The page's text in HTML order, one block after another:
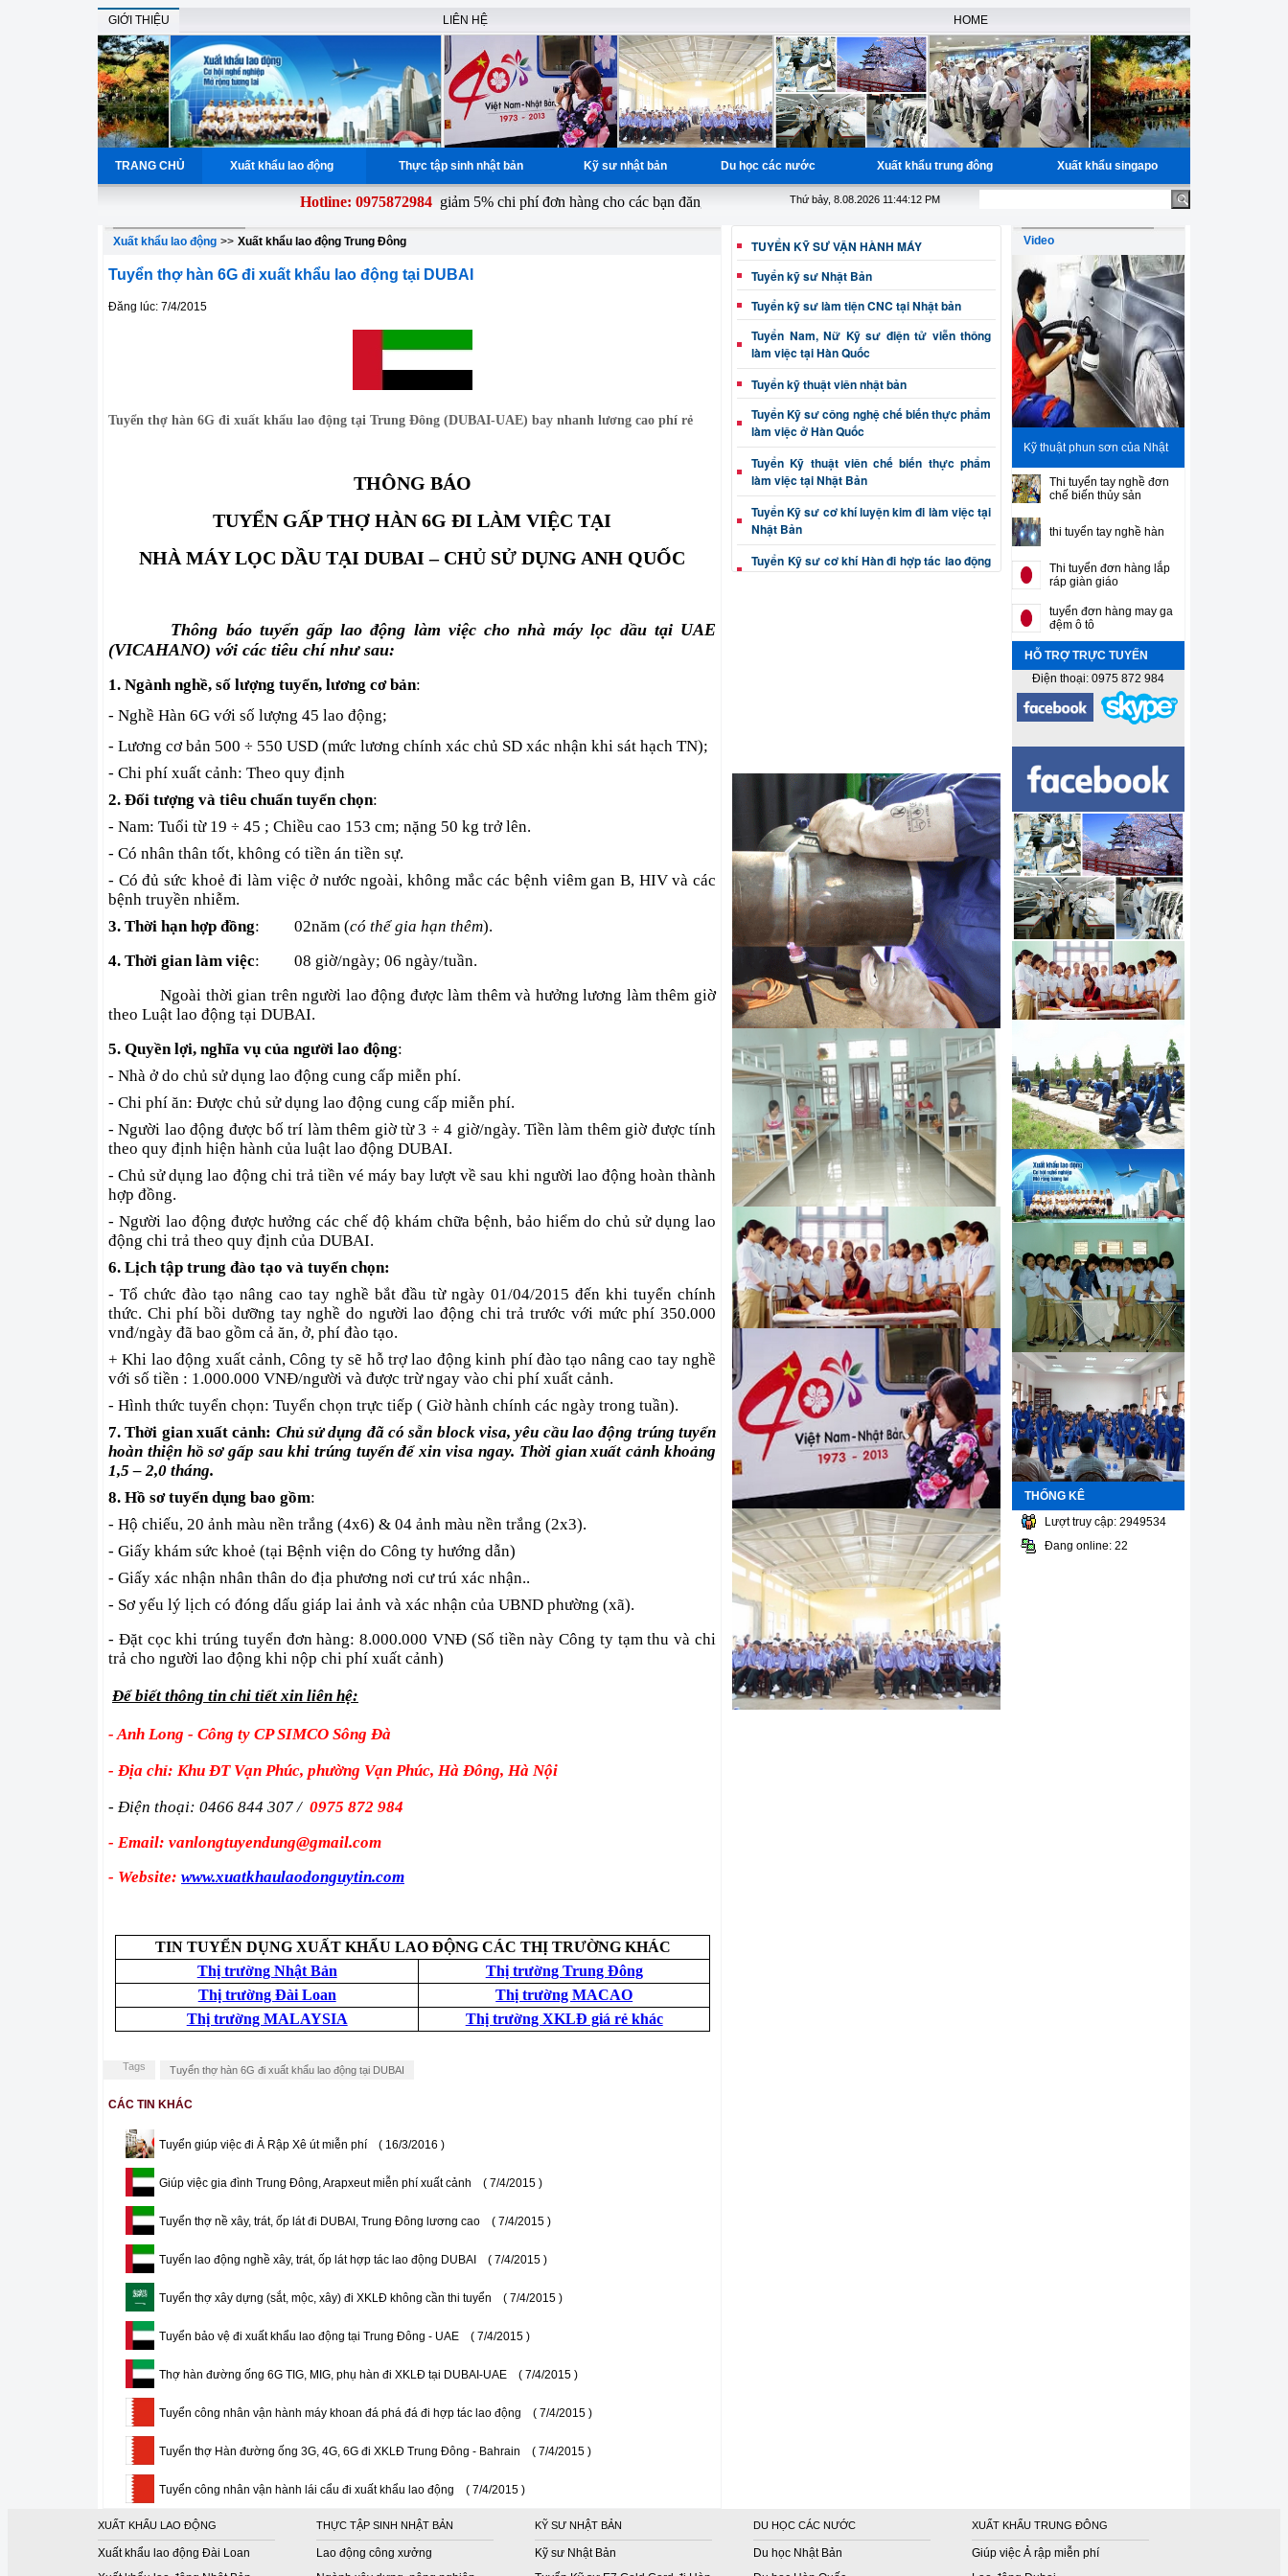
GIỚI THIỆU LIÊN HỆ HOME
TRANG CHỦ Xuất khẩu lao động Thực tập sinh nhật bản Kỹ sư nhật bản Du học các nước Xuất khẩu trung đông Xuất khẩu singapo
Hotline: 0975872984giảm 5% chi phí đơn hàng cho các bạn đăng ký từ ngày 1 - 15 hàng tháng, miễn phí học nguồn cho các bạn đã có đầy đủ giấy tờ, Bao trúng
Thứ bảy, 8.08.2026 11:44:12 PM
Xuất khẩu lao động >> Xuất khẩu lao động Trung Đông
Tuyển thợ hàn 6G đi xuất khẩu lao động tại DUBAI
Đăng lúc: 7/4/2015
Tuyển thợ hàn 6G đi xuất khẩu lao động tại Trung Đông (DUBAI-UAE) bay nhanh lương cao phí rẻ
THÔNG BÁO
TUYỂN GẤP THỢ HÀN 6G ĐI LÀM VIỆC TẠI
NHÀ MÁY LỌC DẦU TẠI DUBAI – CHỦ SỬ DỤNG ANH QUỐC
Thông báo tuyển gấp lao động làm việc cho nhà máy lọc dầu tại UAE
(VICAHANO) với các tiêu chí như sau:
1. Ngành nghề, số lượng tuyển, lương cơ bản:
- Nghề Hàn 6G với số lượng 45 lao động;
- Lương cơ bản 500 ÷ 550 USD (mức lương chính xác chủ SD xác nhận khi sát hạch TN);
- Chi phí xuất cảnh: Theo quy định
2. Đối tượng và tiêu chuẩn tuyển chọn:
- Nam: Tuổi từ 19 ÷ 45 ; Chiều cao 153 cm; nặng 50 kg trở lên.
- Có nhân thân tốt, không có tiền án tiền sự.
- Có đủ sức khoẻ đi làm việc ở nước ngoài, không mắc các bệnh viêm gan B, HIV và các
bệnh truyền nhiễm.
3. Thời hạn hợp đồng: 02năm (có thể gia hạn thêm).
4. Thời gian làm việc:
08 giờ/ngày; 06 ngày/tuần.
Ngoài thời gian trên người lao động được làm thêm và hưởng lương làm thêm giờ
theo Luật lao động tại DUBAI.
5. Quyền lợi, nghĩa vụ của người lao động:
- Nhà ở do chủ sử dụng lao động cung cấp miễn phí.
- Chi phí ăn: Được chủ sử dụng lao động cung cấp miễn phí.
- Người lao động được bố trí làm thêm giờ từ 3 ÷ 4 giờ/ngày. Tiền làm thêm giờ được tính
theo quy định hiện hành của luật lao động DUBAI.
- Chủ sử dụng lao động chi trả tiền vé máy bay lượt về sau khi người lao động hoàn thành
hợp đồng.
- Người lao động được hưởng các chế độ khám chữa bệnh, bảo hiểm do chủ sử dụng lao
động chi trả theo quy định của DUBAI.
6. Lịch tập trung đào tạo và tuyển chọn:
- Tổ chức đào tạo nâng cao tay nghề bắt đầu từ ngày 01/04/2015 đến khi tuyển chính
thức. Chi phí bồi dưỡng tay nghề do người lao động chi trả trước với mức phí 350.000
vnđ/ngày đã bao gồm cả ăn, ở, phí đào tạo.
+ Khi lao động xuất cảnh, Công ty sẽ hỗ trợ lao động kinh phí đào tạo nâng cao tay nghề
với số tiền : 1.000.000 VNĐ/người và được trừ ngay vào chi phí xuất cảnh.
- Hình thức tuyển chọn: Tuyển chọn trực tiếp ( Giờ hành chính các ngày trong tuần).
7. Thời gian xuất cảnh: Chủ sử dụng đã có sẵn block visa, yêu cầu lao động trúng tuyển
hoàn thiện hồ sơ gấp sau khi trúng tuyển để xin visa ngay. Thời gian xuất cảnh khoảng
1,5 – 2,0 tháng.
8. Hồ sơ tuyển dụng bao gồm:
- Hộ chiếu, 20 ảnh màu nền trắng (4x6) & 04 ảnh màu nền trắng (2x3).
- Giấy khám sức khoẻ (tại Bệnh viện do Công ty hướng dẫn)
- Giấy xác nhận nhân thân do địa phương nơi cư trú xác nhận..
- Sơ yếu lý lịch có đóng dấu giáp lai ảnh và xác nhận của UBND phường (xã).
- Đặt cọc khi trúng tuyển đơn hàng: 8.000.000 VNĐ (Số tiền này Công ty tạm thu và chi
trả cho người lao động khi nộp chi phí xuất cảnh)
Để biết thông tin chi tiết xin liên hệ:
- Anh Long - Công ty CP SIMCO Sông Đà
- Địa chỉ: Khu ĐT Vạn Phúc, phường Vạn Phúc, Hà Đông, Hà Nội
- Điện thoại: 0466 844 307 / 0975 872 984
- Email: vanlongtuyendung@gmail.com
- Website: www.xuatkhaulaodonguytin.com
TIN TUYỂN DỤNG XUẤT KHẨU LAO ĐỘNG CÁC THỊ TRƯỜNG KHÁC
Thị trường Nhật Bản
Thị trường Trung Đông
Thị trường Đài Loan
Thị trường MACAO
Thị trường MALAYSIA
Thị trường XKLĐ giá rẻ khác
Tags Tuyển thợ hàn 6G đi xuất khẩu lao động tại DUBAI
CÁC TIN KHÁC
Tuyển giúp việc đi Ả Rập Xê út miễn phí ( 16/3/2016 )
Giúp việc gia đình Trung Đông, Arapxeut miễn phí xuất cảnh ( 7/4/2015 )
Tuyển thợ nề xây, trát, ốp lát đi DUBAI, Trung Đông lương cao ( 7/4/2015 )
Tuyển lao động nghề xây, trát, ốp lát hợp tác lao động DUBAI ( 7/4/2015 )
Tuyển thợ xây dựng (sắt, mộc, xây) đi XKLĐ không cần thi tuyển ( 7/4/2015 )
Tuyển bảo vệ đi xuất khẩu lao động tại Trung Đông - UAE ( 7/4/2015 )
Thợ hàn đường ống 6G TIG, MIG, phụ hàn đi XKLĐ tại DUBAI-UAE ( 7/4/2015 )
Tuyển công nhân vận hành máy khoan đá phá đá đi hợp tác lao động ( 7/4/2015 )
Tuyển thợ Hàn đường ống 3G, 4G, 6G đi XKLĐ Trung Đông - Bahrain ( 7/4/2015 )
Tuyển công nhân vận hành lái cẩu đi xuất khẩu lao động ( 7/4/2015 )
TUYỂN KỸ SƯ VẬN HÀNH MÁY
Tuyển kỹ sư Nhật Bản
Tuyển kỹ sư làm tiện CNC tại Nhật bản
Tuyển Nam, Nữ Kỹ sư điện tử viễn thông
làm việc tại Hàn Quốc
Tuyển kỹ thuật viên nhật bản
Tuyển Kỹ sư công nghệ chế biến thực phẩm
làm việc ở Hàn Quốc
Tuyển Kỹ thuật viên chế biến thực phẩm
làm việc tại Nhật Bản
Tuyển Kỹ sư cơ khí luyện kim đi làm việc tại
Nhật Bản
Tuyển Kỹ sư cơ khí Hàn đi hợp tác lao động
xác đi Nhật Bản
Tuyển Kỹ thuật viên thiết kế máy và khuôn
đúc đi Nhật Bản
Tuyển Kỹ sư cơ khí Sơn gò hàn tân trang ô
tô đi Nhật Bản
Tuyển Kỹ sư cơ khí điều khiển máy Hàn tự
động đi Nhật Bản
Kỹ thuật viên cơ khí công nghệ sửa chữa ô
tô đi Nhật Bản
Tuyển Thợ phun sơn đi làm kỹ thuật viên tại
Hàn Quốc
Tuyển Chuyên gia nghề Mạ đi Hàn Quốc
diện E7 Gold Card
Tuyển Kỹ sư cơ khí công nghệ Hàn đi làm
việc tại nước ngoài
Video
Kỹ thuật phun sơn của Nhật
Thi tuyển tay nghề đơn
chế biến thủy sản
thi tuyển tay nghề hàn
Thi tuyển đơn hàng lắp
ráp giàn giáo
tuyển đơn hàng may ga
đệm ô tô
HỖ TRỢ TRỰC TUYẾN
Điện thoại: 0975 872 984
THỐNG KÊ
Lượt truy cập: 2949534
Đang online: 22
XUẤT KHẨU LAO ĐỘNG
Xuất khẩu lao động Đài Loan
THỰC TẬP SINH NHẬT BẢN
Lao động công xưởng
KỸ SƯ NHẬT BẢN
Kỹ sư Nhật Bản
DU HỌC CÁC NƯỚC
Du học Nhật Bản
XUẤT KHẨU TRUNG ĐÔNG
Giúp việc Ả rập miễn phí